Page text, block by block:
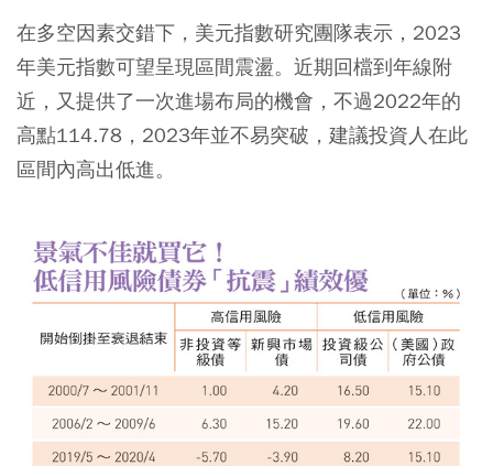
在多空因素交錯下，美元指數研究團隊表示，2023
年美元指數可望呈現區間震盪。近期回檔到年線附
近，又提供了一次進場布局的機會，不過2022年的
高點114.78，2023年並不易突破，建議投資人在此
區間內高出低進。